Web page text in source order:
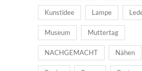
Kunstidee Lampe
Museum Muttertag
NACHGEMACHT Nähen